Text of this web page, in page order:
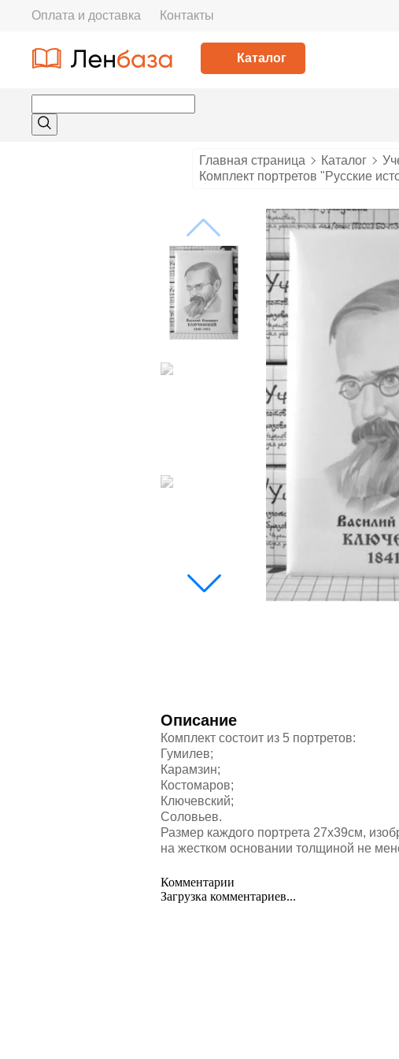
Оплата и доставка Контакты
Каталог
Главная страница Каталог
Комплект портретов "Русские
Описание
Комплект состоит из 5 портретов:
Гумилев;
Карамзин;
Костомаров;
Ключевский;
Соловьев.
Размер каждого портрета 27х39см,
на жестком основании толщиной не
Комментарии
Загрузка комментариев...